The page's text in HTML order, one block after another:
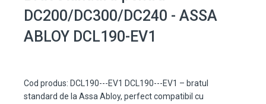
DC200/DC300/DC240 - ASSA
ABLOY DCL190-EV1
Cod produs: DCL190---EV1 DCL190---EV1 – bratul
standard de la Assa Abloy, perfect compatibil cu